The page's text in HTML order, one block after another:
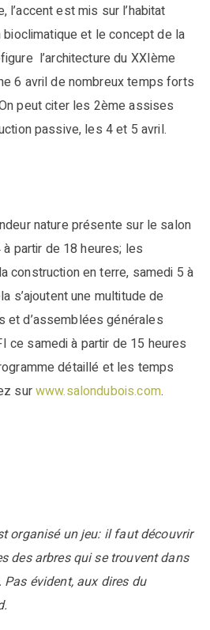
l’accent est mis sur l’habitat
et le concept de la
l’architecture du XXIème
6 avril de nombreux temps forts
peut citer les 2ème assises
passive, les 4 et 5 avril.
nature présente sur le salon
partir de 18 heures; les
construction en terre, samedi 5 à
s’ajoutent une multitude de
et d’assemblées générales
ce samedi à partir de 15 heures
détaillé et les temps
surwww.salondubois.com.
organisé un jeu: il faut découvrir
des arbres qui se trouvent dans
évident, aux dires du